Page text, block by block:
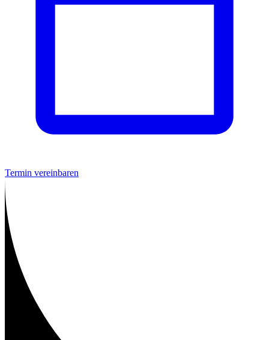
Termin vereinbaren